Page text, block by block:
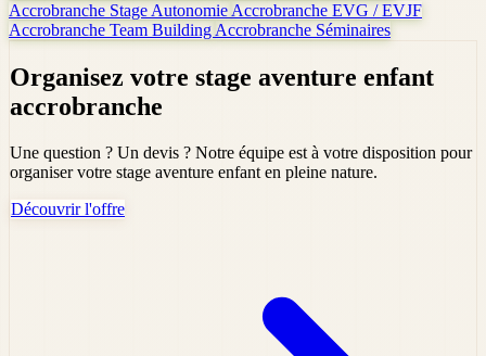
Accrobranche Stage Autonomie Accrobranche EVG / EVJF
Accrobranche Team Building Accrobranche Séminaires
Organisez votre stage aventure enfant
accrobranche
Une question ? Un devis ? Notre équipe est à votre disposition pour
organiser votre stage aventure enfant en pleine nature.
Découvrir l'offre